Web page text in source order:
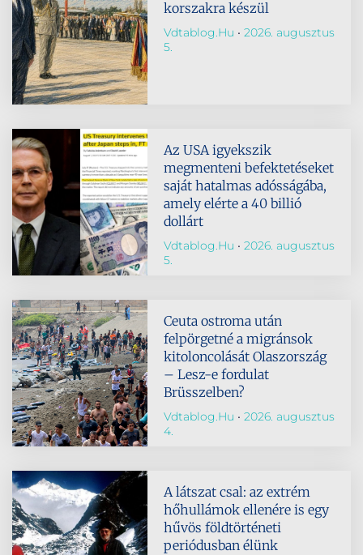
korszakra készül
Vdtablog.hu
2026. augusztus
5.
Az USA igyekszik
megmenteni befektetéseket
saját hatalmas adósságába,
amely elérte a 40 billió
dollárt
Vdtablog.hu
2026. augusztus
5.
Ceuta ostroma után
felpörgetné a migránsok
kitoloncolását Olaszország
– Lesz-e fordulat
Brüsszelben?
Vdtablog.hu
2026. augusztus
4.
A látszat csal: az extrém
hőhullámok ellenére is egy
hűvös földtörténeti
periódusban élünk